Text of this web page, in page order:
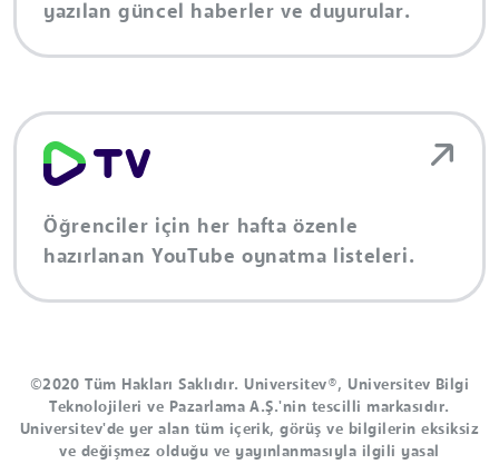
yazılan güncel haberler ve duyurular.
Öğrenciler için her hafta özenle
hazırlanan YouTube oynatma listeleri.
©2020 Tüm Hakları Saklıdır. Universitev®, Universitev Bilgi
Teknolojileri ve Pazarlama A.Ş.'nin tescilli markasıdır.
Universitev'de yer alan tüm içerik, görüş ve bilgilerin eksiksiz
ve değişmez olduğu ve yayınlanmasıyla ilgili yasal